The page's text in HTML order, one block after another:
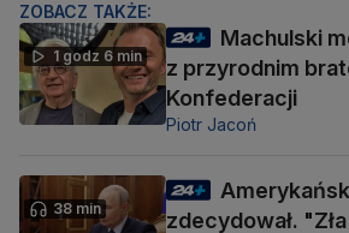
ZOBACZ TAKŻE:
1 godz 6 min
Machulski
z przyrodnim
Konfederacji
Piotr Jacoń
38 min
zdecydował.